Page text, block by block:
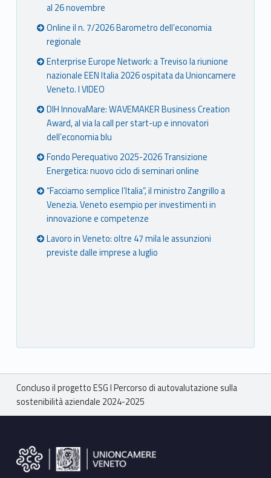
al 26 novembre
Online il n. 7/2026 Barometro dell’economia
regionale
Enterprise Europe Network: a Treviso la riunione
nazionale EEN Italia 2026 ospitata da Unioncamere
Veneto. I VIDEO
DIH InnovaMare: WAVEMAKER Business Creation
Award, al via la call per start-up e innovatori
dell’economia blu
Fondo Perequativo 2025-2026 Transizione
Energetica: nuovo ciclo di seminari online
“Facciamo semplice l’Italia”, il ministro Zangrillo a
Venezia. Veneto esempio per investimenti in
innovazione e competenze
Lavoro in Veneto: oltre 47 mila le assunzioni
previste dalle imprese a luglio
Breadcrumbs navigation
Concluso il progetto ESG I Percorso di autovalutazione sulla
sostenibilità aziendale 2024-2025